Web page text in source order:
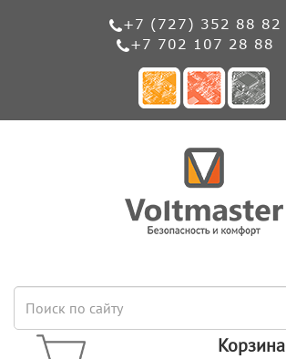
+7 (727) 352 88 82
+7 702 107 28 88
Корзина